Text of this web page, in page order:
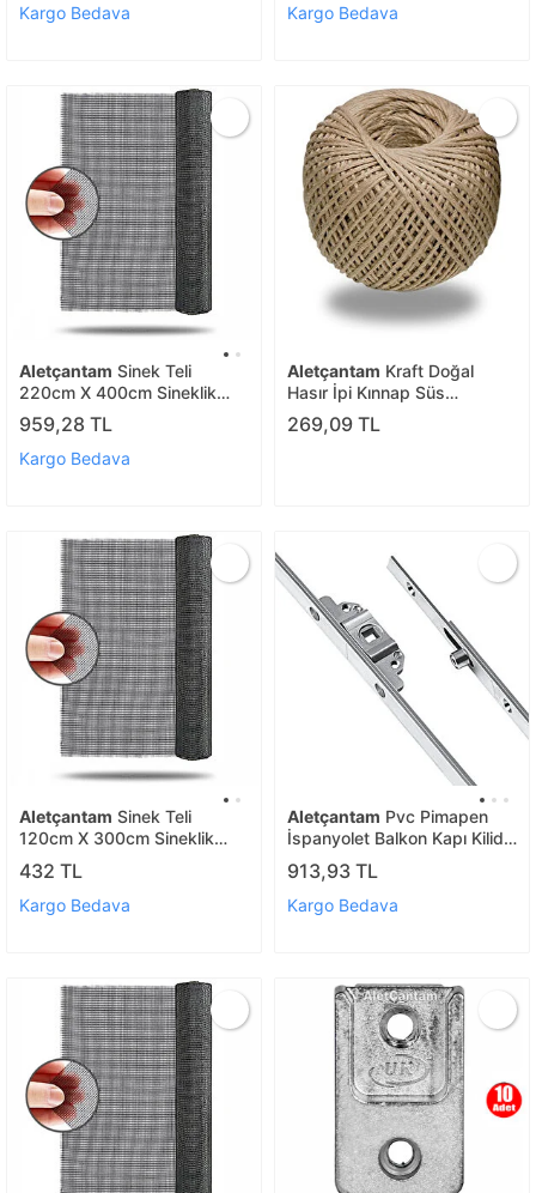
Kargo Bedava Kargo Bedava
Aletçantam Sinek Teli
220cm X 400cm Sineklik
Tülü Fiberglass (güneşe
Dayanıklı)
959,28 TL
Kargo Bedava
Aletçantam Kraft Doğal
Hasır İpi Kınnap Süs
Davetiye Kendir Yumak İp
269,09 TL
Aletçantam Sinek Teli
120cm X 300cm Sineklik
Tülü Fiberglass (güneşe
Dayanıklı)
432 TL
Kargo Bedava
Aletçantam Pvc Pimapen
İspanyolet Balkon Kapı Kilidi
- 180cm
913,93 TL
Kargo Bedava